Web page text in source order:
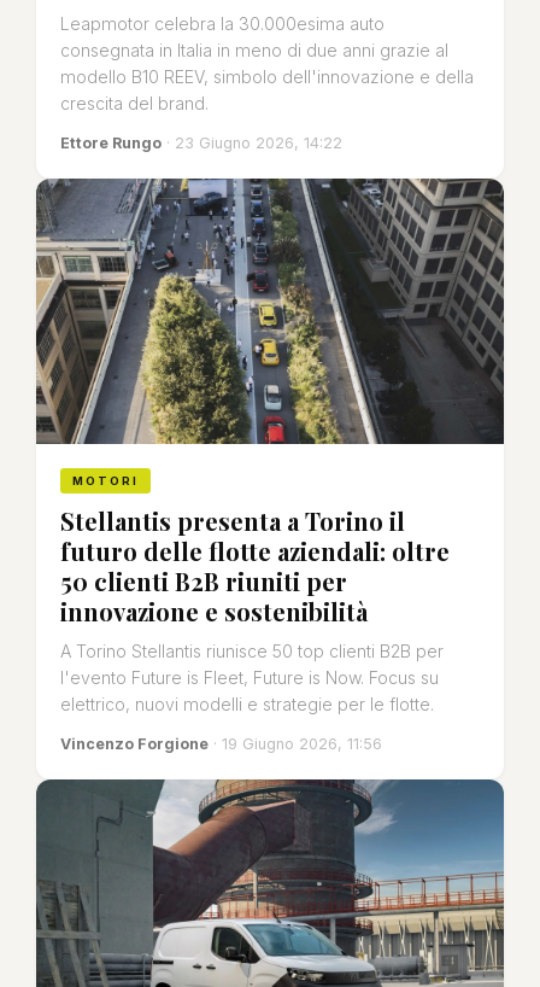
Leapmotor celebra la 30.000esima auto
consegnata in Italia in meno di due anni grazie al
modello B10 REEV, simbolo dell'innovazione e della
crescita del brand.
Ettore Rungo · 23 Giugno 2026, 14:22
MOTORI
Stellantis presenta a Torino il
futuro delle flotte aziendali: oltre
50 clienti B2B riuniti per
innovazione e sostenibilità
A Torino Stellantis riunisce 50 top clienti B2B per
l'evento Future is Fleet, Future is Now. Focus su
elettrico, nuovi modelli e strategie per le flotte.
Vincenzo Forgione · 19 Giugno 2026, 11:56